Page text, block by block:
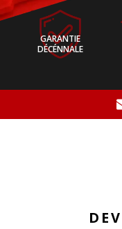
GARANTIE
DÉCÉNNALE